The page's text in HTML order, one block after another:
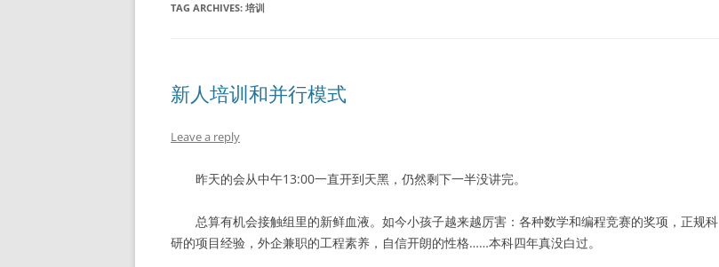
TAG ARCHIVES: 培训
新人培训和并行模式
Leave a reply
昨天的会从中午13:00一直开到天黑，仍然剩下一半没讲完。
总算有机会接触组里的新鲜血液。如今小孩子越来越厉害：各种数学和编程竞赛的奖项，正规科
研的项目经验，外企兼职的工程素养，自信开朗的性格……本科四年真没白过。